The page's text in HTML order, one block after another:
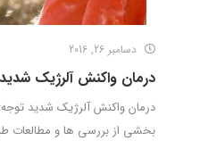
دسامبر 26, 2016
درمان واکنش آلرژیک شدید
درمان واکنش آلرژیک شدید
بخشی از بررسی ها و